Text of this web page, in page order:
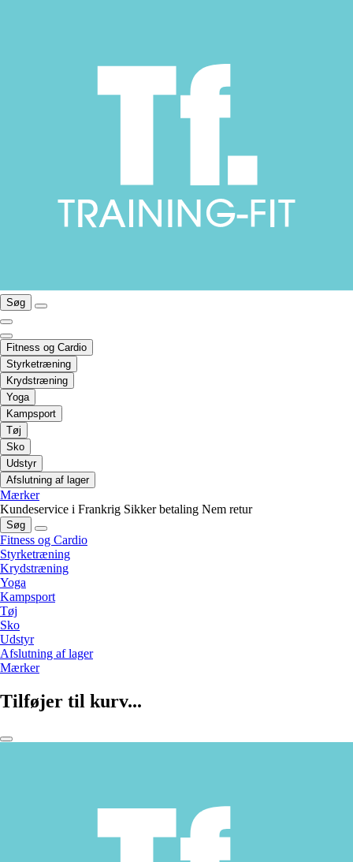
Søg
Fitness og Cardio
Styrketræning
Krydstræning
Yoga
Kampsport
Tøj
Sko
Udstyr
Afslutning af lager
Mærker
Kundeservice i Frankrig Sikker betaling Nem retur
Søg
Fitness og Cardio
Styrketræning
Krydstræning
Yoga
Kampsport
Tøj
Sko
Udstyr
Afslutning af lager
Mærker
Tilføjer til kurv...